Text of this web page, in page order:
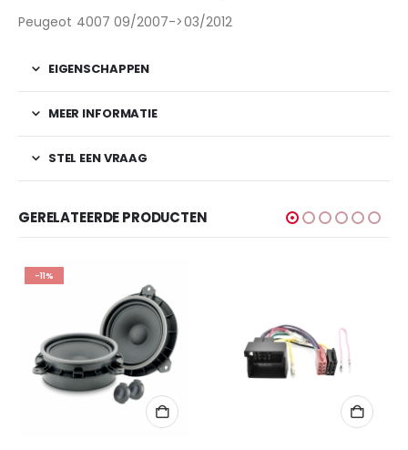
Peugeot 4007 09/2007->03/2012
EIGENSCHAPPEN
MEER INFORMATIE
STEL EEN VRAAG
GERELATEERDE PRODUCTEN
-11%